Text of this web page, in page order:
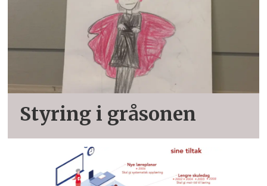
Styring i gråsonen